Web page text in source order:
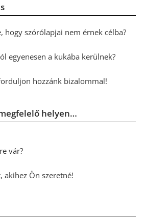
hogy szórólapjai nem érnek célba?
egyenesen a kukába kerülnek?
hozzánk bizalommal!
helyen…
vár?
akihez Ön szeretné!